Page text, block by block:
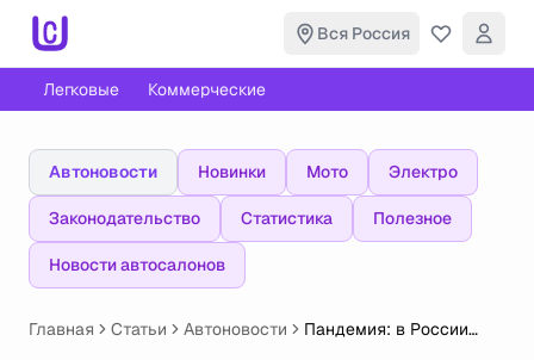
Вся Россия
Легковые Коммерческие
Автоновости Новинки Мото Электро
Законодательство Статистика Полезное
Новости автосалонов
Главная Статьи Автоновости
Пандемия: в России